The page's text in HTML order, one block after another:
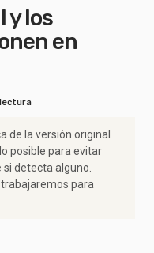
y los
en
de la versión original
posible para evitar
detecta alguno.
para